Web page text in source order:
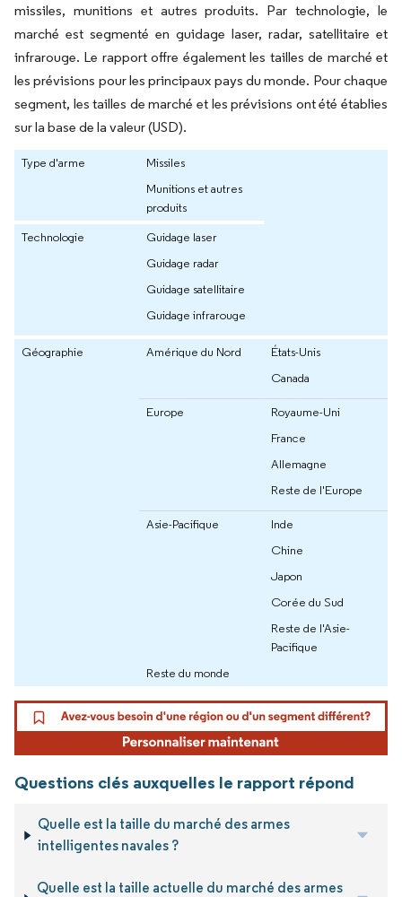
missiles, munitions et autres produits. Par technologie, le
marché est segmenté en guidage laser, radar, satellitaire et
infrarouge. Le rapport offre également les tailles de marché et
les prévisions pour les principaux pays du monde. Pour chaque
segment, les tailles de marché et les prévisions ont été établies
sur la base de la valeur (USD).
Type d'arme
Missiles
Munitions et autres
produits
Technologie
Guidage laser
Guidage radar
Guidage satellitaire
Guidage infrarouge
Géographie Amérique du Nord
États-Unis
Canada
Europe
Royaume-Uni
France
Allemagne
Reste de l'Europe
Asie-Pacifique
Inde
Chine
Japon
Corée du Sud
Reste de l'Asie-
Pacifique
Reste du monde
Questions clés auxquelles le rapport répond
Quelle est la taille du marché des armes
intelligentes navales ?
Quelle est la taille actuelle du marché des armes